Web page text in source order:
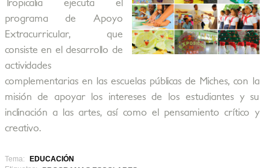
Tropicalia ejecuta el
programa de Apoyo
Extracurricular, que
consiste en el desarrollo de
actividades
complementarias en las escuelas públicas de Miches, con la
misión de apoyar los intereses de los estudiantes y su
inclinación a las artes, así como el pensamiento crítico y
creativo.
Tema:
EDUCACIÓN